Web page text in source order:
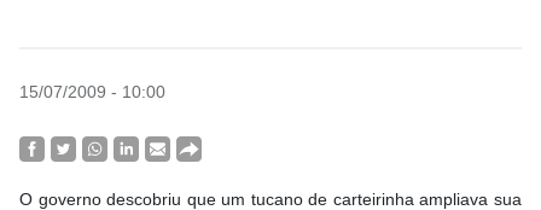
15/07/2009 - 10:00
O governo descobriu que um tucano de carteirinha ampliava sua